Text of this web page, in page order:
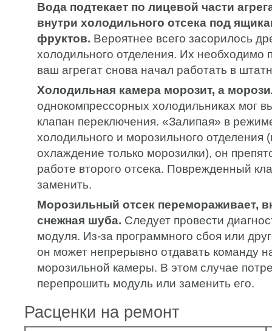
Вода подтекает по лицевой части
внутри холодильного отсека под
фруктов. Вероятнее всего засорилось
холодильного отделения. Их необходимо
ваш агрегат снова начал работать в
Холодильная камера морозит, а
однокомпрессорных холодильниках мог
клапан переключения. «Залипая» в
холодильного и морозильного отделения
охлаждение только морозилки), он
работе второго отсека. Поврежденный
заменить.
Морозильный отсек перемораживает,
снежная шуба. Следует провести
модуля. Из-за программного сбоя или
он может непрерывно отдавать команду
морозильной камеры. В этом случае
перепрошить модуль или заменить его.
Расценки на ремонт